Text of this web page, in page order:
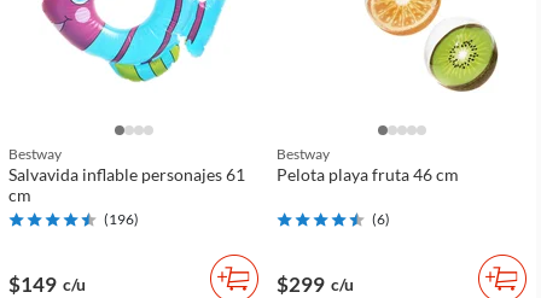
Bestway
Salvavida inflable personajes 61
cm
(196)
$149 c/u
Bestway
Pelota playa fruta 46 cm
(6)
$299 c/u